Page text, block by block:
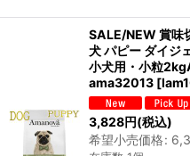
SALE/NEW 賞味
犬 パピー ダイジ
小犬用・小粒
ama32013 [
3,828円(税込)
希望小売価格: